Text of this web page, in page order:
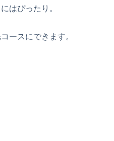
はぴったり。
ースにできます。